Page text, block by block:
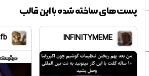
پست‌های ساخته شده با این قالب
INFINITYMEME